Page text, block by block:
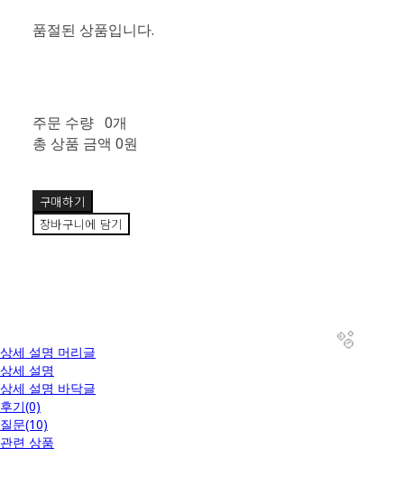
품절된 상품입니다.
주문 수량 0개
총 상품 금액 0원
구매하기
장바구니에 담기
상세 설명 머리글
상세 설명
상세 설명 바닥글
후기(0)
질문(10)
관련 상품